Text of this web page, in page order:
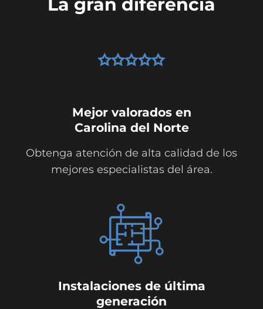
Mejor valorados en
Carolina del Norte
Obtenga atención de alta calidad de los
mejores especialistas del área.
Instalaciones de última
generación